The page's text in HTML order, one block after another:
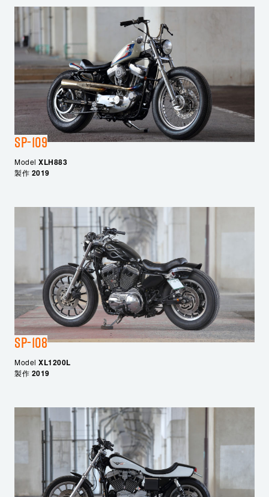
SP-109
Model XLH883
製作 2019
SP-108
Model XL1200L
製作 2019